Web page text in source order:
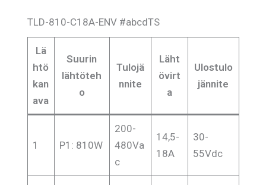
TLD-810-C18A-ENV #abcdTS
Lä
htö
kan
ava
Suurin
lähtöteh
o
Tulojä
nnite
Läht
övirt
a
Ulostulo
jännite
1 P1: 810W
200-
480Va
c
14,5-
18A
30-
55Vdc